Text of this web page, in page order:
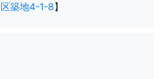
築地4-1-8】